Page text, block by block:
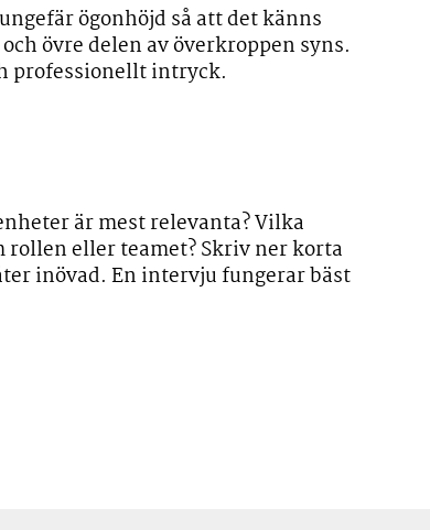
ögonhöjd så att det känns
övre delen av överkroppen syns.
professionellt intryck.
är mest relevanta? Vilka
rollen eller teamet? Skriv ner korta
inövad. En intervju fungerar bäst